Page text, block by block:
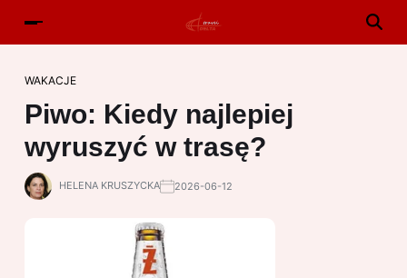
WAKACJE
Piwo: Kiedy najlepiej
wyruszyć w trasę?
HELENA KRUSZYCKA 2026-06-12